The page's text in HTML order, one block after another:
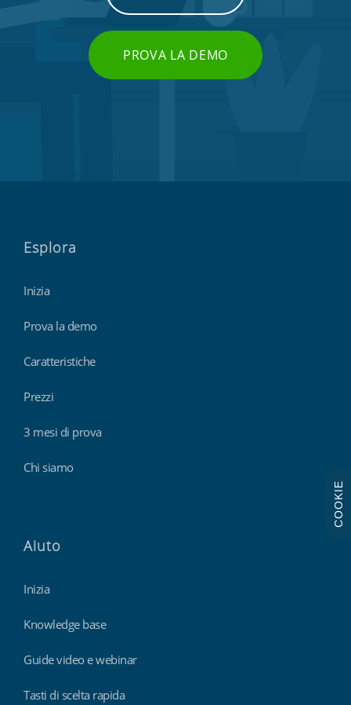
PROVA LA DEMO
Esplora
Inizia
Prova la demo
Caratteristiche
Prezzi
3 mesi di prova
Chi siamo
Aiuto
Inizia
Knowledge base
Guide video e webinar
Tasti di scelta rapida
COOKIE